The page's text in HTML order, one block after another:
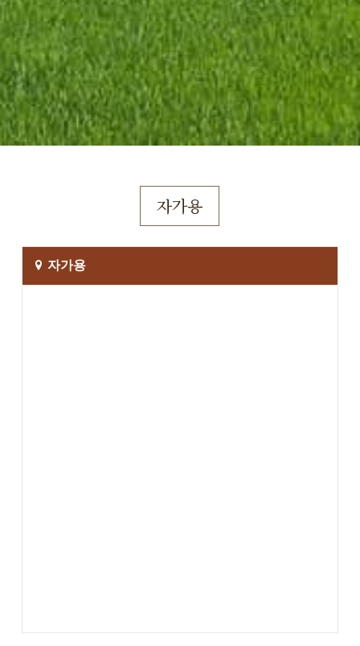
자가용
자가용